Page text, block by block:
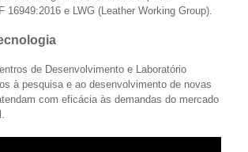
16949:2016 e LWG (Leather Working Group).
de Desenvolvimento e Laboratório
à pesquisa e ao desenvolvimento de novas
com eficácia às demandas do mercado